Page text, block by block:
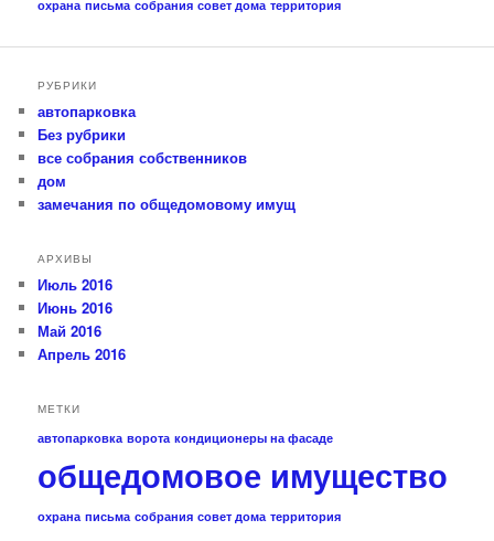
охрана письма собрания совет дома территория
РУБРИКИ
автопарковка
Без рубрики
все собрания собственников
дом
замечания по общедомовому имущ
АРХИВЫ
Июль 2016
Июнь 2016
Май 2016
Апрель 2016
МЕТКИ
автопарковка ворота кондиционеры на фасаде
общедомовое имущество
охрана письма собрания совет дома территория